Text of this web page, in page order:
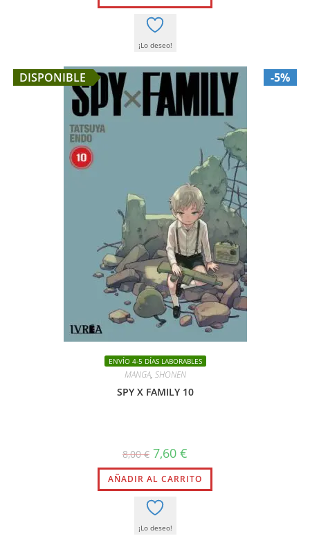
9,00 €. 8,55 €.
¡Lo deseo!
DISPONIBLE -5%
ENVÍO 4-5 DÍAS LABORABLES
MANGA, SHONEN
SPY X FAMILY 10
8,00€ El
precio
original
era:
8,00 €.
7,60 €
actual
es:
7,60 €.
AÑADIR AL CARRITO
¡Lo deseo!